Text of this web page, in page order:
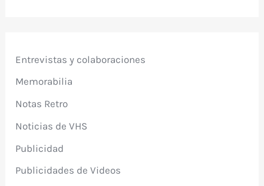
Entrevistas y colaboraciones
Memorabilia
Notas Retro
Noticias de VHS
Publicidad
Publicidades de Videos